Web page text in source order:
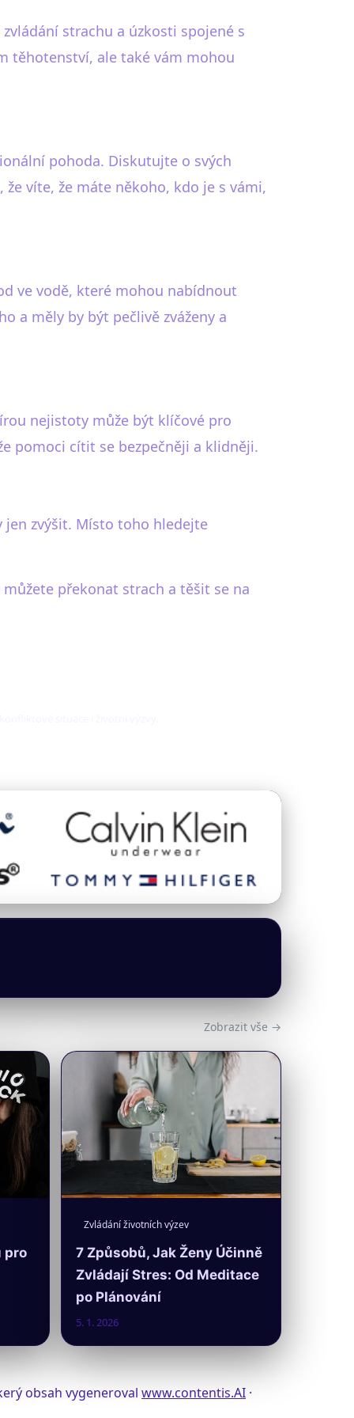
strachu a úzkosti spojené s
těhotenství, ale také vám mohou
pohoda. Diskutujte o svých
víte, že máte někoho, kdo je s vámi,
ve vodě, které mohou nabídnout
a měly by být pečlivě zváženy a
nejistoty může být klíčové pro
pomoci cítit se bezpečněji a klidněji.
zvýšit. Místo toho hledejte
překonat strach a těšit se na
Zobrazit vše →
pro
Zvládání životních výzev
7 Způsobů, Jak Ženy Účinně
Zvládají Stres: Od Meditace
po Plánování
5. 1. 2026
obsah vygeneroval www.contentis.AI ·